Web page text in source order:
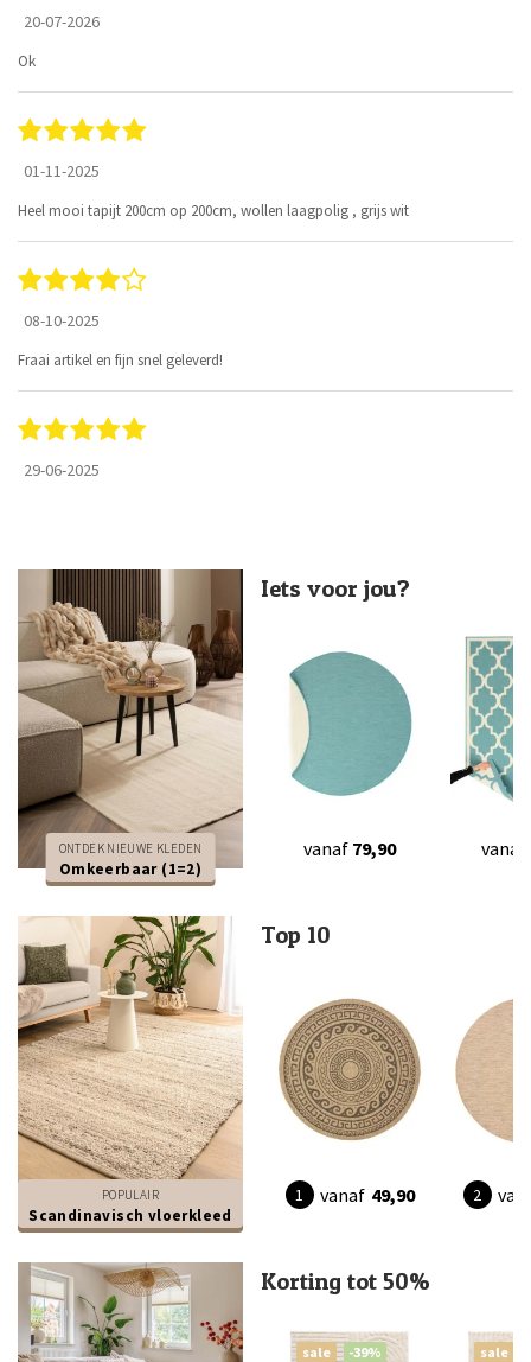
20-07-2026
Ok
01-11-2025
Heel mooi tapijt 200cm op 200cm, wollen laagpolig , grijs wit
08-10-2025
Fraai artikel en fijn snel geleverd!
29-06-2025
ONTDEK NIEUWE KLEDEN
Omkeerbaar (1=2)
Iets voor jou?
vanaf 79,90 vanaf
POPULAIR
Scandinavisch vloerkleed
Top 10
vanaf 49,90
Korting tot 50%
sale -39% sale